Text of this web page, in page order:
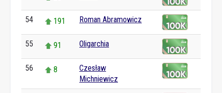
54 191 Roman Abramowicz
55 91 Oligarchia
56 8
Czesław
Michniewicz